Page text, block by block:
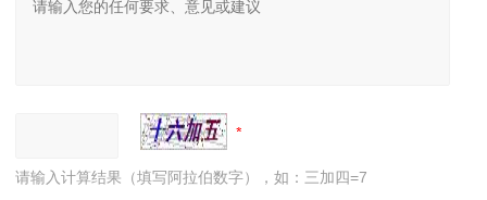
请输入计算结果（填写阿拉伯数字），如：三加四=7